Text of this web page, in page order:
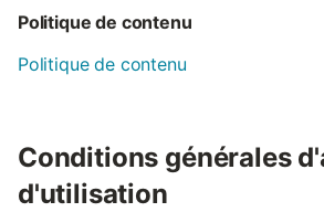
Politique de contenu
Politique de contenu
Conditions générales
d'utilisation